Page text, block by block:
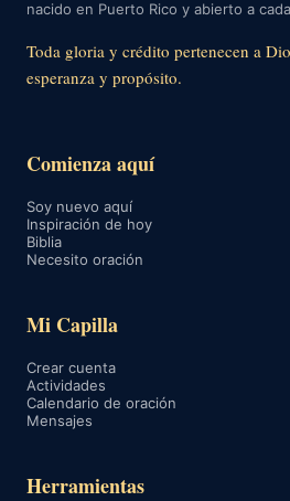
nacido en Puerto Rico y abierto a
Toda gloria y crédito pertenecen a
esperanza y propósito.
Comienza aquí
Soy nuevo aquí
Inspiración de hoy
Biblia
Necesito oración
Mi Capilla
Crear cuenta
Actividades
Calendario de oración
Mensajes
Herramientas